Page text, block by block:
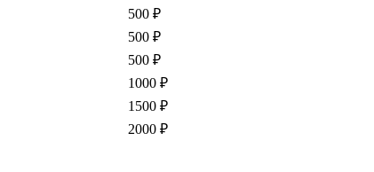
500 ₽
500 ₽
500 ₽
1000 ₽
1500 ₽
2000 ₽